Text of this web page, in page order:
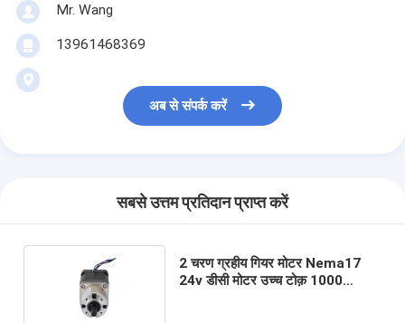
Mr. Wang
13961468369
अब से संपर्क करें
सबसे उत्तम प्रतिदान प्राप्त करें
2 चरण ग्रहीय गियर मोटर Nema17
24v डीसी मोटर उच्च टोक़ 1000